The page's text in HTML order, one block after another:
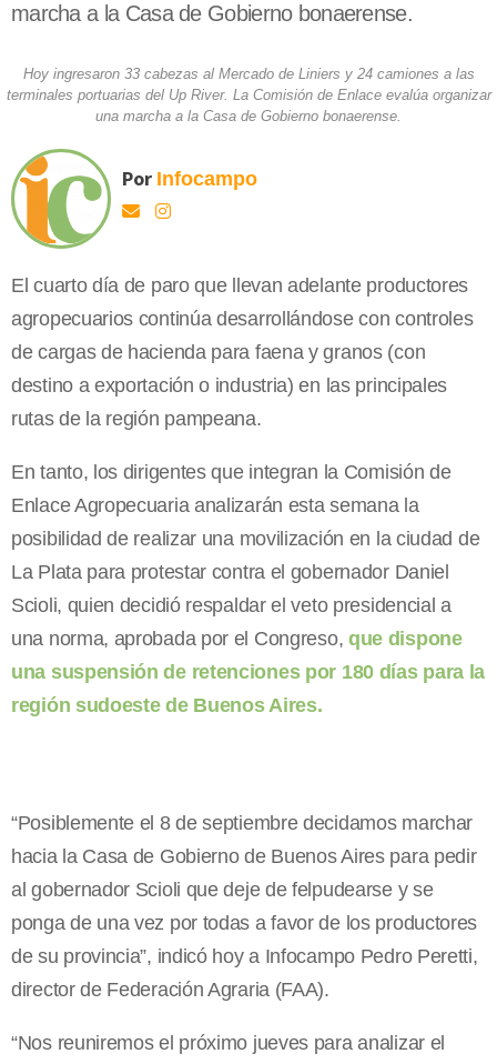
marcha a la Casa de Gobierno bonaerense.
Hoy ingresaron 33 cabezas al Mercado de Liniers y 24 camiones a las
terminales portuarias del Up River. La Comisión de Enlace evalúa organizar
una marcha a la Casa de Gobierno bonaerense.
Por Infocampo
El cuarto día de paro que llevan adelante productores
agropecuarios continúa desarrollándose con controles
de cargas de hacienda para faena y granos (con
destino a exportación o industria) en las principales
rutas de la región pampeana.
En tanto, los dirigentes que integran la Comisión de
Enlace Agropecuaria analizarán esta semana la
posibilidad de realizar una movilización en la ciudad de
La Plata para protestar contra el gobernador Daniel
Scioli, quien decidió respaldar el veto presidencial a
una norma, aprobada por el Congreso, que dispone
una suspensión de retenciones por 180 días para la
región sudoeste de Buenos Aires.
“Posiblemente el 8 de septiembre decidamos marchar
hacia la Casa de Gobierno de Buenos Aires para pedir
al gobernador Scioli que deje de felpudearse y se
ponga de una vez por todas a favor de los productores
de su provincia”, indicó hoy a Infocampo Pedro Peretti,
director de Federación Agraria (FAA).
“Nos reuniremos el próximo jueves para analizar el